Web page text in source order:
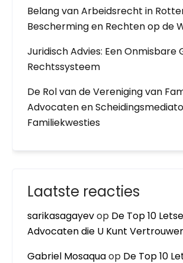
Belang van Arbeidsrecht in
Bescherming en Rechten op de
Juridisch Advies: Een Onmisbare
Rechtssysteem
De Rol van de Vereniging van
Advocaten en
Familiekwesties
Laatste reacties
sarikasagayevop De Top 10
Advocaten die U Kunt
Gabriel Mosaquaop De Top 10